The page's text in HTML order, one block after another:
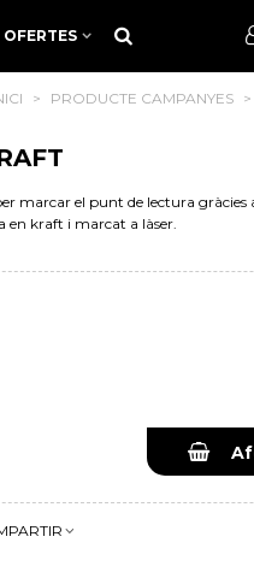
OFERTES
> PRODUCTE CAMPANYES >
marcar el punt de lectura
en kraft i marcat a làser.